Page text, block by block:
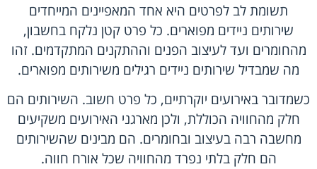
תשומת לב לפרטים היא אחד המאפיינים המייחדים
שירותים ניידים מפוארים. כל פרט קטן נלקח בחשבון,
מהחומרים ועד לעיצוב הפנים וההתקנים המתקדמים. זהו
מה שמבדיל שירותים ניידים רגילים משירותים מפוארים.
כשמדובר באירועים יוקרתיים, כל פרט חשוב. השירותים הם
חלק מהחוויה הכוללת, ולכן מארגני האירועים משקיעים
מחשבה רבה בעיצוב ובחומרים. הם מבינים שהשירותים
הם חלק בלתי נפרד מהחוויה שכל אורח חווה.